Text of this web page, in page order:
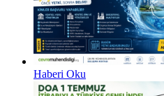
Haberi Oku